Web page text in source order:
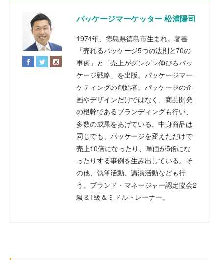
パッケージマーケッター 松浦陽司
1974年、徳島県徳島市生まれ。著書
「売れるパッケージ5つの法則と70の
事例」と「売上がグングン伸びるパッ
ケージ戦略」を出版。パッケージマー
ケティングの創始者。パッケージの企
画やデザインだけではなく、商品開発
の根幹であるブランディングも行い、
多数の成果をあげている。中身商品は
同じでも、パッケージを変えただけで
売上10倍になったり、単価が5倍にな
ったりする事例を生み出している。そ
の他、執筆活動、講演活動なども行
う。ブランド・マネージャー認定協会2
級＆1級＆ミドルトレーナー。